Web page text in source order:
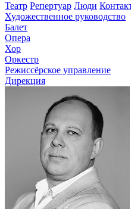
Театр Репертуар Люди
Художественное руководство
Балет
Опера
Хор
Оркестр
Режиссёрское управление
Дирекция